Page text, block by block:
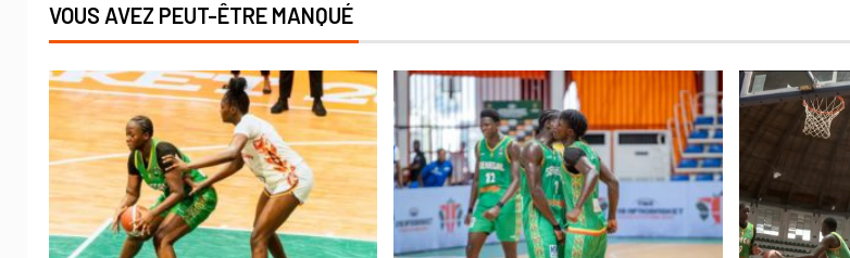
VOUS AVEZ PEUT-ÊTRE MANQUÉ